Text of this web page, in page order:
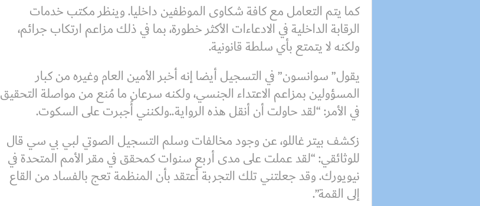
كما يتم التعامل مع كافة شكاوى الموظفين داخليا. وينظر مكتب خدمات
الرقابة الداخلية في الادعاءات الأكثر خطورة، بما في ذلك مزاعم ارتكاب جرائم،
ولكنه لا يتمتع بأي سلطة قانونية.
يقول” سوانسون” في التسجيل أيضا إنه أخبر الأمين العام وغيره من كبار
المسؤولين بمزاعم الاعتداء الجنسي، ولكنه سرعان ما مُنع من مواصلة التحقيق
في الأمر: “لقد حاولت أن أنقل هذه الرواية..ولكنني أُجبرت على السكوت.
زكشف بيتر غاللو، عن وجود مخالفات وسلم التسجيل الصوتي لبي بي سي قال
للوثائقي: “لقد عملت على مدى أربع سنوات كمحقق في مقر الأمم المتحدة في
نيويورك. وقد جعلتني تلك التجربة أعتقد بأن المنظمة تعج بالفساد من القاع
إلى القمة”.